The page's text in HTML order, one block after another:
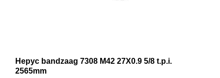
Hepyc bandzaag 7308 M42 27X0.9 5/8 t.p.i.
2565mm